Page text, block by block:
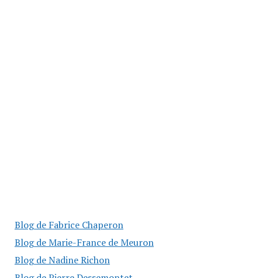
Blog de Fabrice Chaperon
Blog de Marie-France de Meuron
Blog de Nadine Richon